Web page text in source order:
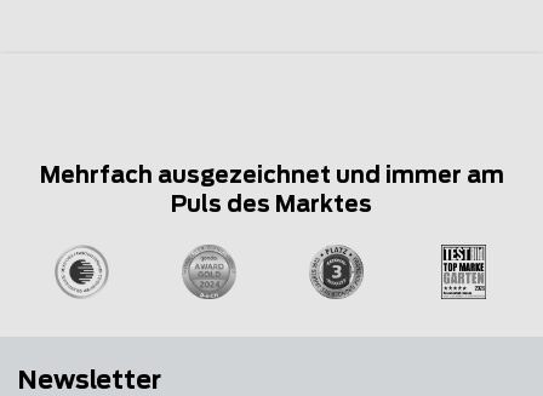
Mehrfach ausgezeichnet und immer am
Puls des Marktes
Newsletter